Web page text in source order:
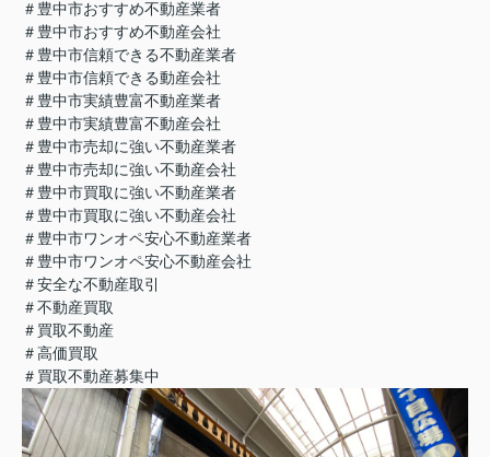
＃豊中市おすすめ不動産業者
＃豊中市おすすめ不動産会社
＃豊中市信頼できる不動産業者
＃豊中市信頼できる動産会社
＃豊中市実績豊富不動産業者
＃豊中市実績豊富不動産会社
＃豊中市売却に強い不動産業者
＃豊中市売却に強い不動産会社
＃豊中市買取に強い不動産業者
＃豊中市買取に強い不動産会社
＃豊中市ワンオペ安心不動産業者
＃豊中市ワンオペ安心不動産会社
＃安全な不動産取引
＃不動産買取
＃買取不動産
＃高価買取
＃買取不動産募集中